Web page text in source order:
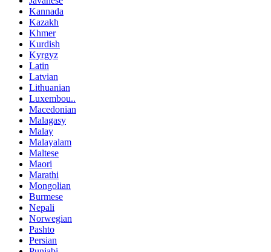
Kannada
Kazakh
Khmer
Kurdish
Kyrgyz
Latin
Latvian
Lithuanian
Luxembou..
Macedonian
Malagasy
Malay
Malayalam
Maltese
Maori
Marathi
Mongolian
Burmese
Nepali
Norwegian
Pashto
Persian